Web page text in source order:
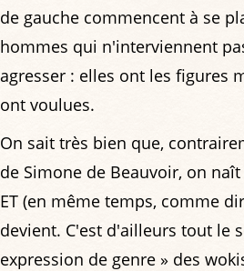
de gauche commencent à se
hommes qui n'interviennent
agresser : elles ont les figures
ont voulues.
On sait très bien que,
de Simone de Beauvoir, on
ET (en même temps, comme
devient. C'est d'ailleurs tout le
expression de genre » des